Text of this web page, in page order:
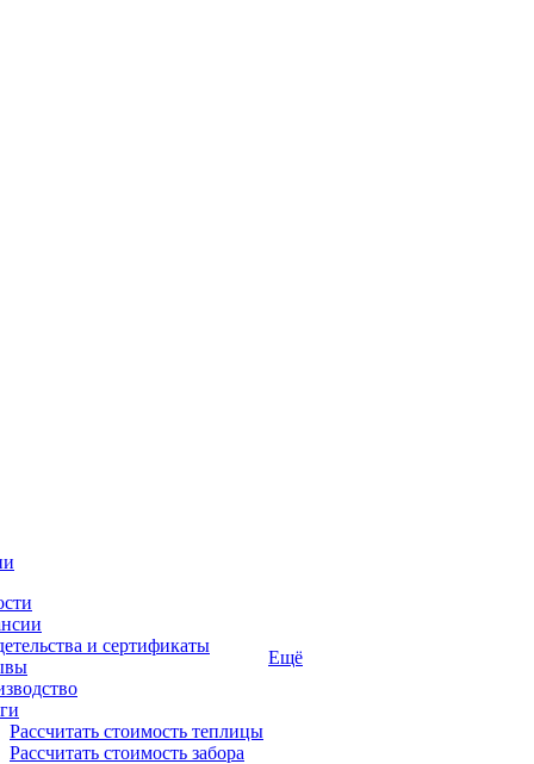
и сертификаты
Рассчитать стоимость теплицы
Рассчитать стоимость забора
Ещё